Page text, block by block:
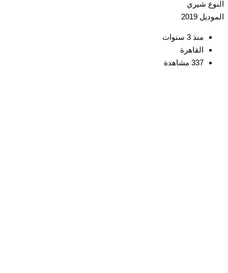
شيري
2019
منذ 3 سنوات
القاهرة
337 مشاهدة